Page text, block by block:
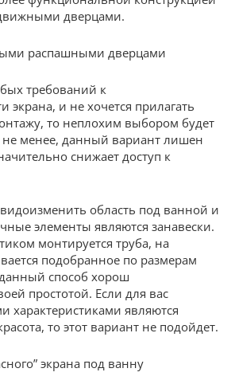
дверцами.
распашными дверцами
требований к
экрана, и не хочется прилагать
то неплохим выбором будет
не менее, данный вариант лишен
снижает доступ к
область под ванной и
элементы являются занавески.
монтируется труба, на
подобранное по размерам
способ хорош
простотой. Если для вас
характеристиками являются
то этот вариант не подойдет.
экрана под ванну